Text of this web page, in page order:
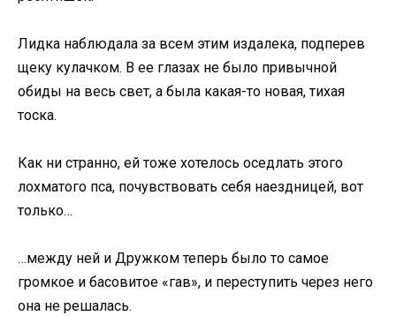
Лидка наблюдала за всем этим издалека, подперев
щеку кулачком. В ее глазах не было привычной
обиды на весь свет, а была какая-то новая, тихая
тоска.
Как ни странно, ей тоже хотелось оседлать этого
лохматого пса, почувствовать себя наездницей, вот
только…
…между ней и Дружком теперь было то самое
громкое и басовитое «гав», и переступить через него
она не решалась.